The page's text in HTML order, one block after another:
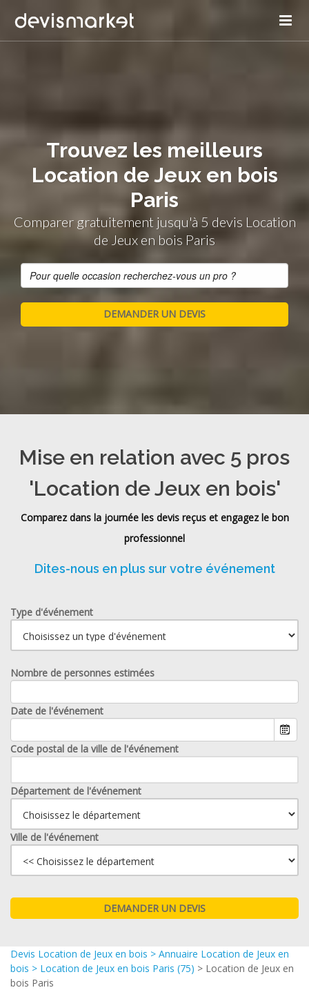
Trouvez les meilleurs
Location de Jeux en bois
Paris
Comparer gratuitement jusqu'à 5 devis Location
de Jeux en bois Paris
Mise en relation avec 5 pros
'Location de Jeux en bois'
Comparez dans la journée les devis reçus et engagez le bon
professionnel
Dites-nous en plus sur votre événement
Type d'événement
Nombre de personnes estimées
Date de l'événement
Code postal de la ville de l'événement
Département de l'événement
Ville de l'événement
Devis Location de Jeux en bois > Annuaire Location de Jeux en
bois > Location de Jeux en bois Paris (75) > Location de Jeux en
bois Paris